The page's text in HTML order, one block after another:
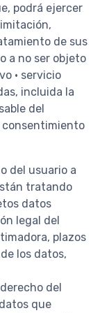
podrá ejercer
de sus
a no ser objeto
· servicio
incluida la
del
consentimiento
del usuario a
tratando
datos
legal del
plazos
los datos,
del
que